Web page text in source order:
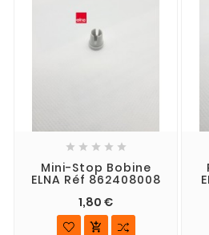
    
Mini-Stop Bobine
ELNA Réf 862408008
1,80 €
